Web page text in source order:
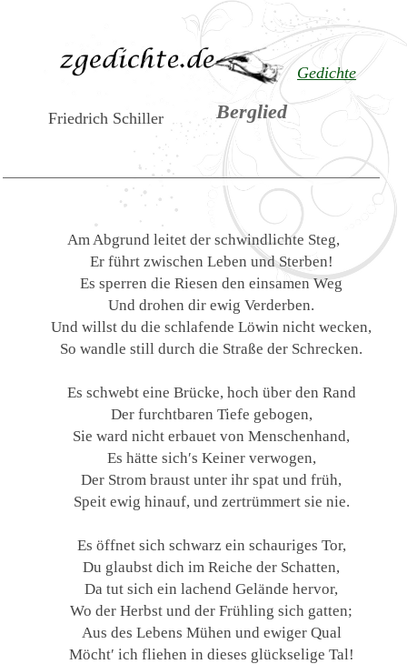
Gedichte
Berglied
Friedrich Schiller
Am Abgrund leitet der schwindlichte Steg,
Er führt zwischen Leben und Sterben!
Es sperren die Riesen den einsamen Weg
Und drohen dir ewig Verderben.
Und willst du die schlafende Löwin nicht wecken,
So wandle still durch die Straße der Schrecken.
Es schwebt eine Brücke, hoch über den Rand
Der furchtbaren Tiefe gebogen,
Sie ward nicht erbauet von Menschenhand,
Es hätte sich′s Keiner verwogen,
Der Strom braust unter ihr spat und früh,
Speit ewig hinauf, und zertrümmert sie nie.
Es öffnet sich schwarz ein schauriges Tor,
Du glaubst dich im Reiche der Schatten,
Da tut sich ein lachend Gelände hervor,
Wo der Herbst und der Frühling sich gatten;
Aus des Lebens Mühen und ewiger Qual
Möcht′ ich fliehen in dieses glückselige Tal!